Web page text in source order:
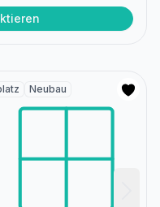
Neubau